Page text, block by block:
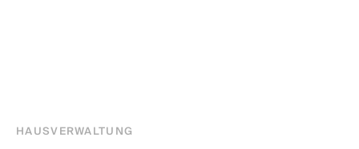
HAUSVERWALTUNG